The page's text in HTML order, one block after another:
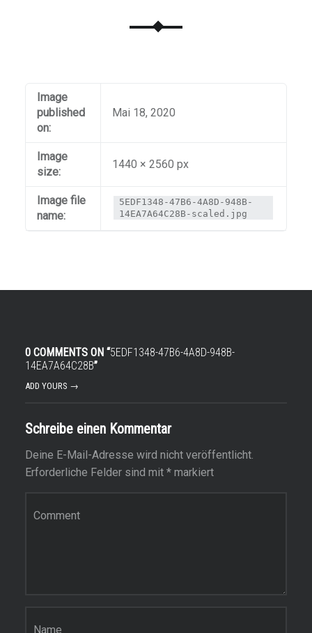
Image
published
on:
Mai 18, 2020
Image
size:
1440 × 2560 px
Image file
name:
5EDF1348-47B6-4A8D-948B-
14EA7A64C28B-scaled.jpg
0 COMMENTS ON “5EDF1348-47B6-4A8D-948B-
14EA7A64C28B”
ADD YOURS →
Schreibe einen Kommentar
Deine E-Mail-Adresse wird nicht veröffentlicht.
Erforderliche Felder sind mit *markiert